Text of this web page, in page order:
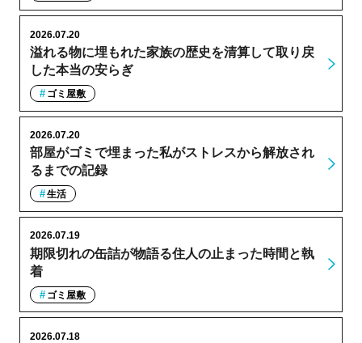
溢れる物に埋もれた家族の歴史を清算して取り戻
した本当の安らぎ
2026.07.20
ゴミ屋敷
部屋がゴミで埋まった私がストレスから解放され
るまでの記録
2026.07.20
生活
期限切れの缶詰が物語る住人の止まった時間と執
着
2026.07.19
ゴミ屋敷
2026.07.18